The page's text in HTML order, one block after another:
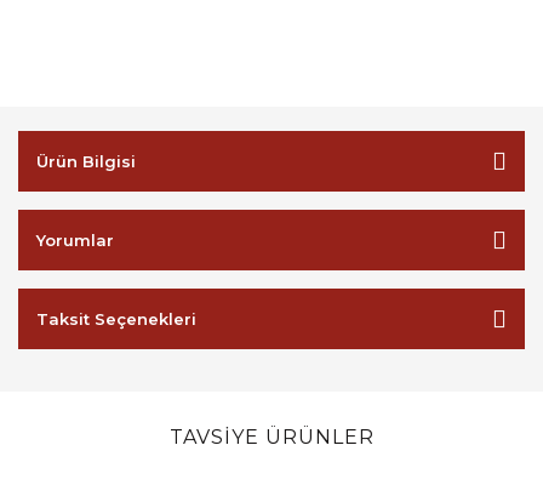
Ürün Bilgisi
Yorumlar
Taksit Seçenekleri
TAVSİYE ÜRÜNLER